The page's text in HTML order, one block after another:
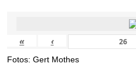
« ‹
Fotos: Gert Mothes